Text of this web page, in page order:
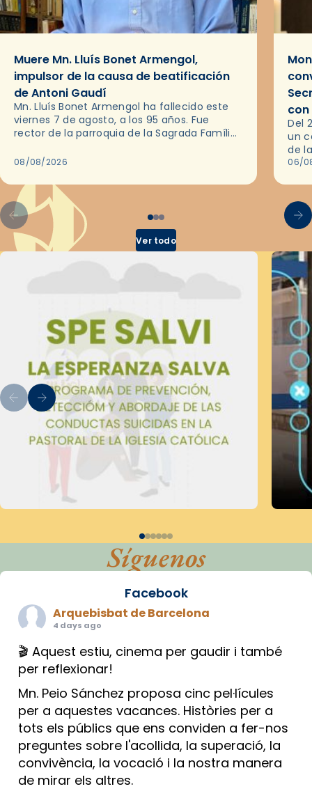
Muere Mn. Lluís Bonet Armengol,
impulsor de la causa de beatificación
de Antoni Gaudí
Mn. Lluís Bonet Armengol ha fallecido este
viernes 7 de agosto, a los 95 años. Fue
rector de la parroquia de la Sagrada Família
08/08/2026
Del
un
de
en
06/
Ver todo
Síguenos
Facebook
Arquebisbat de Barcelona
4 days ago
🎬 Aquest estiu, cinema per gaudir i també
per reflexionar!
Mn. Peio Sánchez proposa cinc pel·lícules
per a aquestes vacances. Històries per a
tots els públics que ens conviden a fer-nos
preguntes sobre l'acollida, la superació, la
convivència, la vocació i la nostra manera
de mirar els altres.